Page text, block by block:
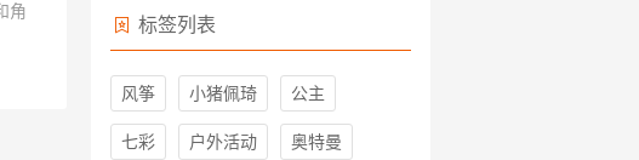
角
标签列表
风筝 小猪佩琦 公主
七彩 户外活动 奥特曼